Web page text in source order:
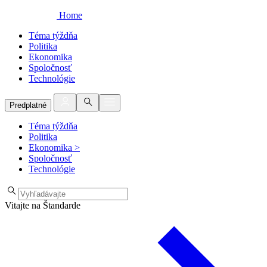
Home
Téma týždňa
Politika
Ekonomika
Spoločnosť
Technológie
Predplatné
Téma týždňa
Politika
Ekonomika >
Spoločnosť
Technológie
Vitajte na Štandarde